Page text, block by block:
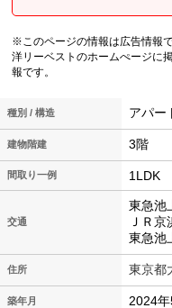
※このページの情報は広告情報
洋リーベストのホームぺージに
報です。
種別 / 構造 アパー
建物階建 3階
間取り一例 1LDK
交通
東急池
ＪＲ
東急池
住所 東京都
築年月 2024年